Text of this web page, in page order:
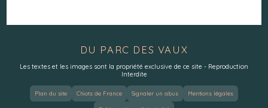
DU PARC DES VAUX
Les textes et les images sont la propriété exclusive de ce site - Reproduction
Interdite
Plan du site Chiots de France Signaler un abus Mentions légales